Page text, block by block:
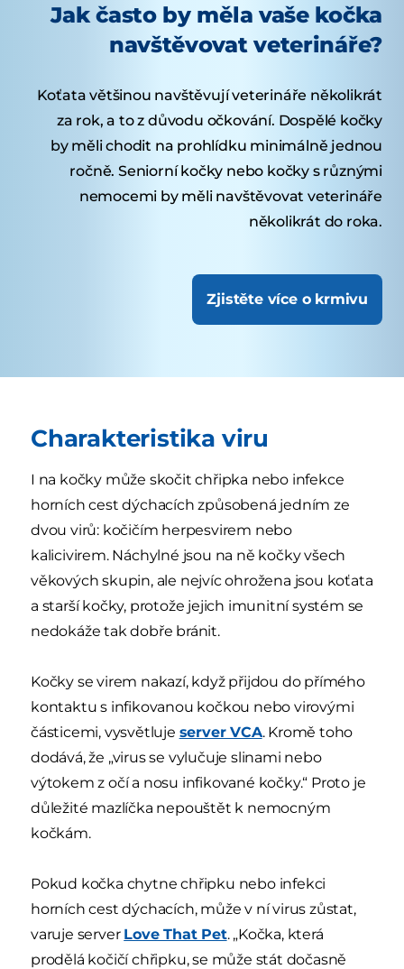
Jak často by měla vaše kočka
navštěvovat veterináře?
Koťata většinou navštěvují veterináře několikrát
za rok, a to z důvodu očkování. Dospělé kočky
by měli chodit na prohlídku minimálně jednou
ročně. Seniorní kočky nebo kočky s různými
nemocemi by měli navštěvovat veterináře
několikrát do roka.
Zjistěte více o krmivu
Charakteristika viru
I na kočky může skočit chřipka nebo infekce
horních cest dýchacích způsobená jedním ze
dvou virů: kočičím herpesvirem nebo
kalicivirem. Náchylné jsou na ně kočky všech
věkových skupin, ale nejvíc ohrožena jsou koťata
a starší kočky, protože jejich imunitní systém se
nedokáže tak dobře bránit.
Kočky se virem nakazí, když přijdou do přímého
kontaktu s infikovanou kočkou nebo virovými
částicemi, vysvětluje server VCA. Kromě toho
dodává, že „virus se vylučuje slinami nebo
výtokem z očí a nosu infikované kočky.“ Proto je
důležité mazlíčka nepouštět k nemocným
kočkám.
Pokud kočka chytne chřipku nebo infekci
horních cest dýchacích, může v ní virus zůstat,
varuje server Love That Pet. „Kočka, která
prodělá kočičí chřipku, se může stát dočasně